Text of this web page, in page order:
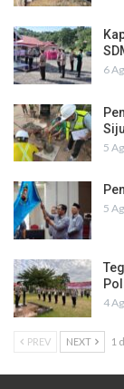
6
5
5
4
PREV NEXT 1